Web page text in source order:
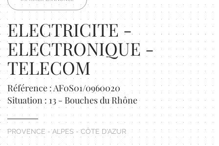
ELECTRICITE -
ELECTRONIQUE -
TELECOM
Référence : AF0S01/0960020
Situation : 13 - Bouches du Rhône
PROVENCE - ALPES - CÔTE D'AZUR